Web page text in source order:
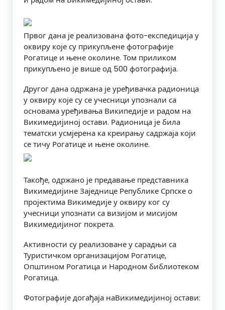
Првог дана је реализована фото-експедиција у
оквиру које су прикупљене фотографије
Рогатице и њене околине. Том приликом
прикупљено је више од 500 фотографија.
Другог дана одржана је уређивачка радионица
у оквиру које су се учесници упознали са
основама уређивања Википедије и радом на
Викимедијиној остави. Радионица је била
тематски усмјерена ка креирању садржаја који
се тичу Рогатице и њене околине.
Такође, одржано је предавање представника
Викимедијине Заједнице Републике Српске о
пројектима Викимедије у оквиру ког су
учесници упознати са визијом и мисијом
Викимедијиног покрета.
Активности су реализоване у сарадњи са
Туристичком организацијом Рогатице,
Општином Рогатица и Народном библиотеком
Рогатица.
Фотографије догађаја наВикимедијиној остави: